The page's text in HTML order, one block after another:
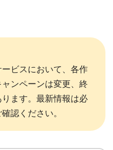
ビスにおいて、各作
ンペーンは変更、終
ます。最新情報は必
認ください。